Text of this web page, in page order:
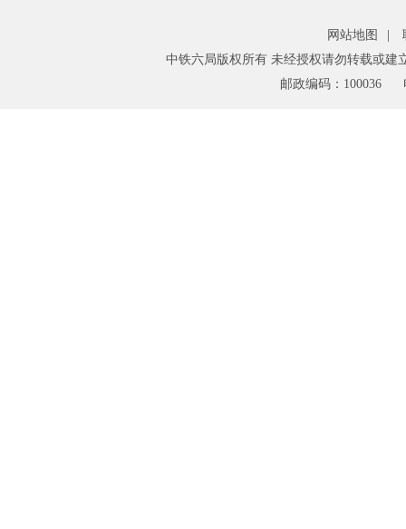
网站地图
中铁六局版权所有 未经授权请勿转载或建
邮政编码：100036